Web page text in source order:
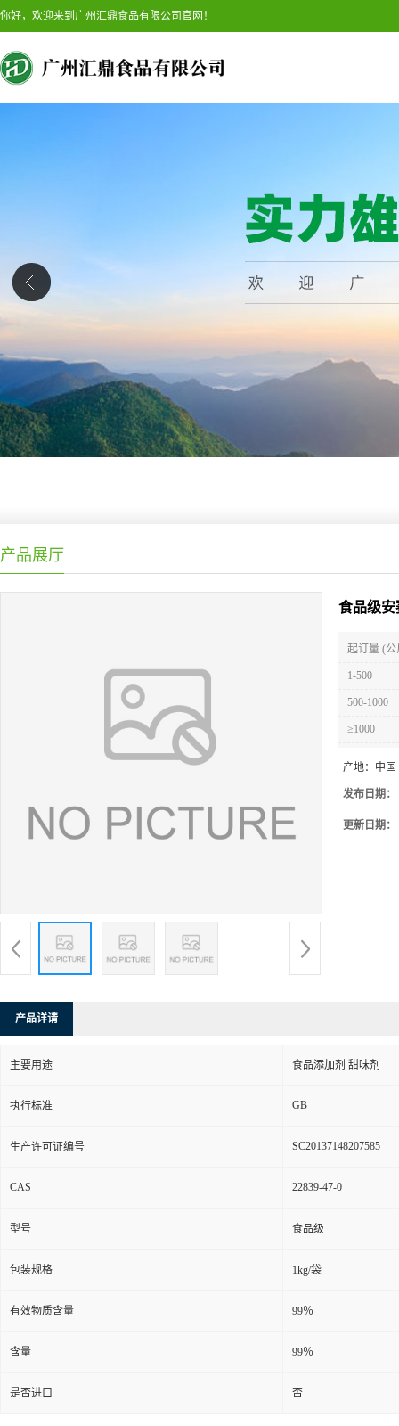
你好，欢迎来到广州汇鼎食品有限公司官网！
产品展厅
食品级安
起订量 (公
1-500
500-1000
≥1000
产地： 中国
发布日期：
更新日期：
产品详请
主要用途 食品添加剂 甜味剂
执行标准 GB
生产许可证编号 SC20137148207585
CAS 22839-47-0
型号 食品级
包装规格 1kg/袋
有效物质含量 99％
含量 99％
是否进口 否